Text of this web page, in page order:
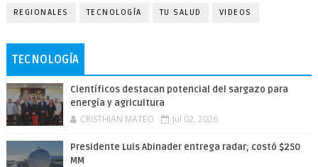
REGIONALES TECNOLOGÍA TU SALUD VIDEOS
TECNOLOGÍA
Científicos destacan potencial del sargazo para
energía y agricultura
CRISTHIAN MATEO Jul 02, 2026
Presidente Luis Abinader entrega radar; costó $250
MM